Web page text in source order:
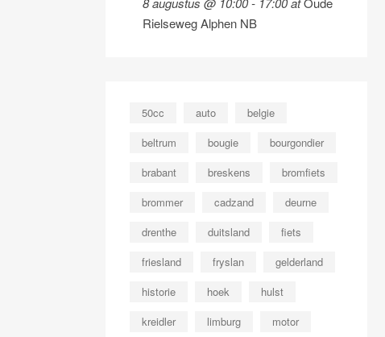
Rielseweg Alphen NB
50cc auto
belgie
beltrum
bougie
bourgondier
brabant
breskens
bromfiets
brommer
cadzand
deurne
drenthe
duitsland
fiets
friesland
fryslan
gelderland
historie
hoek
hulst
kreidler
limburg
motor